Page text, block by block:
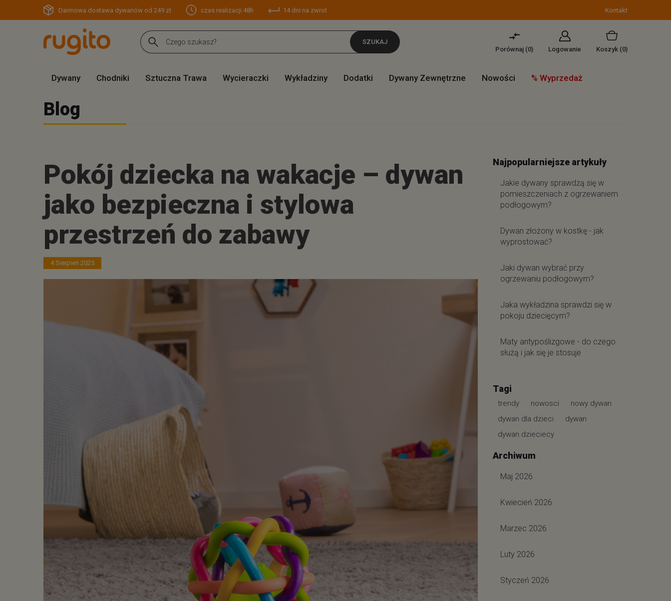
Darmowa dostawa dywanów od 249 zł czas realizacji 48h 14 dni na zwrot Kontakt
SZUKAJ
Porównaj (0) Logowanie Koszyk (0)
Dywany Chodniki Sztuczna Trawa Wycieraczki Wykładziny Dodatki Dywany Zewnętrzne Nowości % Wyprzedaż
Blog
Pokój dziecka na wakacje – dywan
jako bezpieczna i stylowa
przestrzeń do zabawy
4 Sierpień 2025
Najpopularniejsze artykuły
Jakie dywany sprawdzą się w
pomieszczeniach z ogrzewaniem
podłogowym?
Dywan złożony w kostkę - jak
wyprostować?
Jaki dywan wybrać przy
ogrzewaniu podłogowym?
Jaka wykładzina sprawdzi się w
pokoju dziecięcym?
Maty antypoślizgowe - do czego
służą i jak się je stosuje
Tagi
trendy nowosci
nowy dywan
dywan dla dzieci
dywan
dywan dzieciecy
Archiwum
Maj 2026
Kwiecień 2026
Marzec 2026
Luty 2026
Styczeń 2026